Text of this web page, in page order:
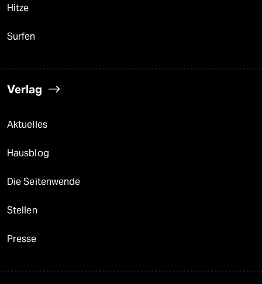
Hitze
Surfen
Verlag
Aktuelles
Hausblog
Die Seitenwende
Stellen
Presse